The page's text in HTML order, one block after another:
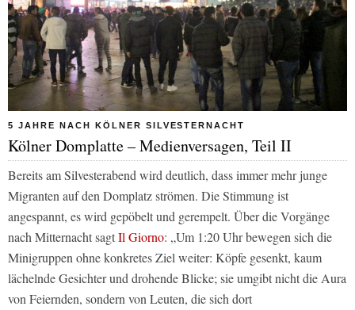
5 JAHRE NACH KÖLNER SILVESTERNACHT
Kölner Domplatte – Medienversagen, Teil II
Bereits am Silvesterabend wird deutlich, dass immer mehr junge
Migranten auf den Domplatz strömen. Die Stimmung ist
angespannt, es wird gepöbelt und gerempelt. Über die Vorgänge
nach Mitternacht sagtIl Giorno: „Um 1:20 Uhr bewegen sich die
Minigruppen ohne konkretes Ziel weiter: Köpfe gesenkt, kaum
lächelnde Gesichter und drohende Blicke; sie umgibt nicht die Aura
von Feiernden, sondern von Leuten, die sich dort